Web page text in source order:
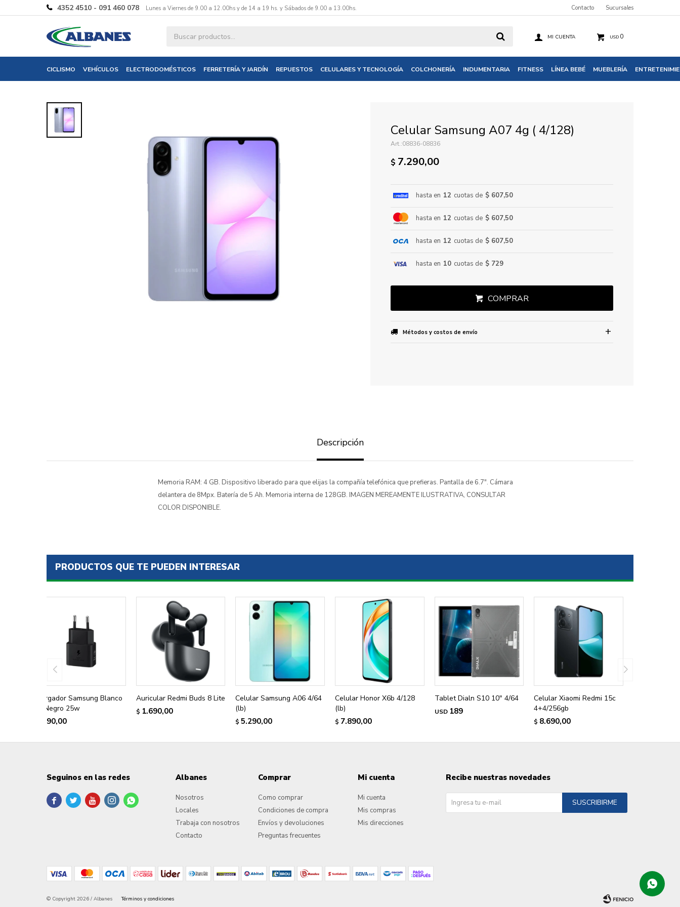
CICLISMO VEHÍCULOS ELECTRODOMÉSTICOS FERRETERÍA Y JARDÍN REPUESTOS CELULARES Y TECNOLOGÍA COLCHONERÍA INDUMENTARIA FITNESS LÍNEA BEBÉ MUEBLERÍA
USD 0
4352 4510 - 091 460 078 Lunes a Viernes de 9.00 a 12.00hs y de 14 a 19 hs. y Sábados de 9.00 a 13.00hs. Contacto Sucursales
Celular Samsung A07 4g ( 4/128)
08836-08836
$ 7.290,00
hasta en 12 cuotas de $ 607,50
hasta en 12 cuotas de $ 607,50
hasta en 12 cuotas de $ 607,50
hasta en 10 cuotas de $ 729
COMPRAR
Métodos y costos de envío
Descripción
Memoria RAM: 4 GB. Dispositivo liberado para que elijas la compañía telefónica que prefieras. Pantalla de 6.7". Cámara
delantera de 8Mpx. Batería de 5 Ah. Memoria interna de 128GB. IMAGEN MEREAMENTE ILUSTRATIVA, CONSULTAR
COLOR DISPONIBLE.
PRODUCTOS QUE TE PUEDEN INTERESAR
Cargador Samsung Blanco
O Negro 25w
790,00
Auricular Redmi Buds 8 Lite
$ 1.690,00
Celular Samsung A06 4/64
(lb)
$ 5.290,00
Celular Honor X6b 4/128
(lb)
$ 7.890,00
Tablet Dialn S10 10" 4/64
USD 189
Celular Xiaomi Redmi 15c
4+4/256gb
$ 8.690,00
Ingresa tus datos y te informaremos cuando tengamos stock disponible.
Teléfono
Albanes
Nosotros
Locales
Trabaja con nosotros
Contacto
Comprar
Como comprar
Condiciones de compra
Envíos y devoluciones
Preguntas frecuentes
Mi cuenta
Mi cuenta
Mis compras
Mis direcciones
Seguinos en las redes
    
Recibe nuestras novedades
SUSCRIBIRME
© Copyright 2026 / Albanes Términos y condiciones